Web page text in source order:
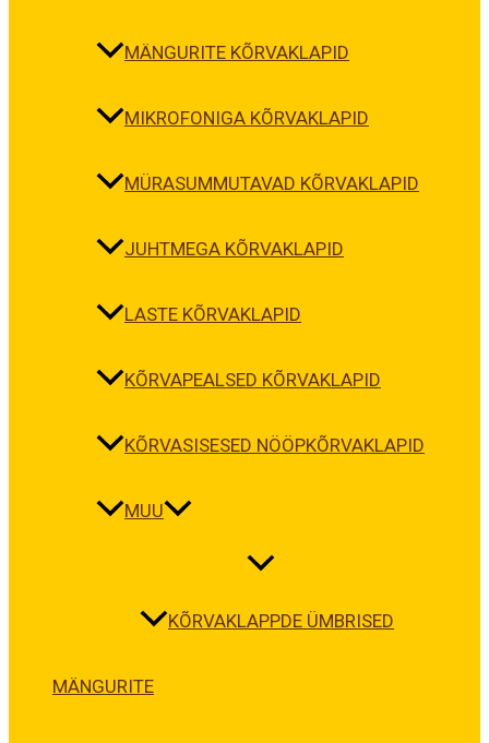
MÄNGURITE KÕRVAKLAPID
MIKROFONIGA KÕRVAKLAPID
MÜRASUMMUTAVAD KÕRVAKLAPID
JUHTMEGA KÕRVAKLAPID
LASTE KÕRVAKLAPID
KÕRVAPEALSED KÕRVAKLAPID
KÕRVASISESED NÖÖPKÕRVAKLAPID
MUU
KÕRVAKLAPPDE ÜMBRISED
MÄNGURITE